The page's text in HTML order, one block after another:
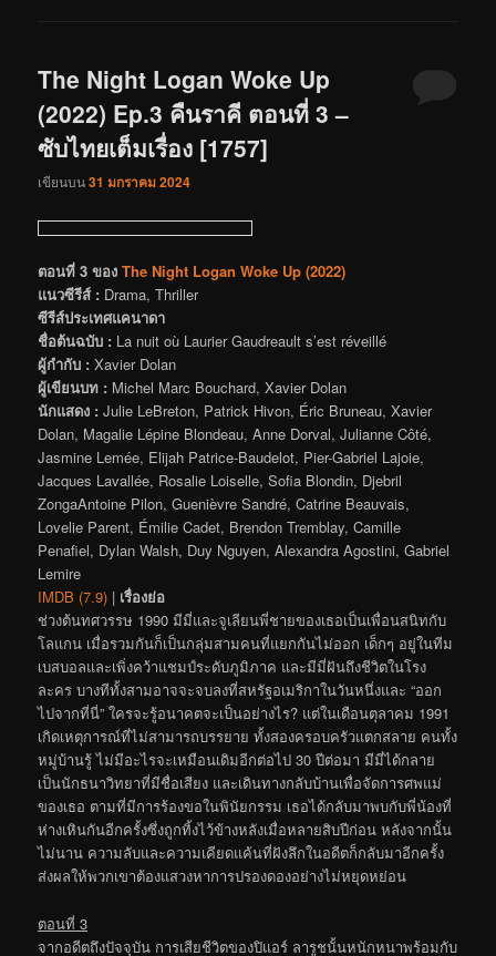
The Night Logan Woke Up
(2022) Ep.3 คืนราคี ตอนที่ 3 –
ซับไทยเต็มเรื่อง [1757]
เขียนบน31 มกราคม 2024
ตอนที่ 3 ของ The Night Logan Woke Up (2022)
แนวซีรีส์ : Drama, Thriller
ซีรีส์ประเทศแคนาดา
ชื่อต้นฉบับ : La nuit où Laurier Gaudreault s’est réveillé
ผู้กำกับ : Xavier Dolan
ผู้เขียนบท : Michel Marc Bouchard, Xavier Dolan
นักแสดง : Julie LeBreton, Patrick Hivon, Éric Bruneau, Xavier
Dolan, Magalie Lépine Blondeau, Anne Dorval, Julianne Côté,
Jasmine Lemée, Elijah Patrice-Baudelot, Pier-Gabriel Lajoie,
Jacques Lavallée, Rosalie Loiselle, Sofia Blondin, Djebril
ZongaAntoine Pilon, Guenièvre Sandré, Catrine Beauvais,
Lovelie Parent, Émilie Cadet, Brendon Tremblay, Camille
Penafiel, Dylan Walsh, Duy Nguyen, Alexandra Agostini, Gabriel
Lemire
IMDB (7.9) | เรื่องย่อ
ช่วงต้นทศวรรษ 1990 มีมี่และจูเลียนพี่ชายของเธอเป็นเพื่อนสนิทกับ
โลแกน เมื่อรวมกันก็เป็นกลุ่มสามคนที่แยกกันไม่ออก เด็กๆ อยู่ในทีม
เบสบอลและเพิ่งคว้าแชมป์ระดับภูมิภาค และมีมี่ฝันถึงชีวิตในโรง
ละคร บางทีทั้งสามอาจจะจบลงที่สหรัฐอเมริกาในวันหนึ่งและ “ออก
ไปจากที่นี่” ใครจะรู้อนาคตจะเป็นอย่างไร? แต่ในเดือนตุลาคม 1991
เกิดเหตุการณ์ที่ไม่สามารถบรรยาย ทั้งสองครอบครัวแตกสลาย คนทั้ง
หมู่บ้านรู้ ไม่มีอะไรจะเหมือนเดิมอีกต่อไป 30 ปีต่อมา มีมี่ได้กลาย
เป็นนักธนาวิทยาที่มีชื่อเสียง และเดินทางกลับบ้านเพื่อจัดการศพแม่
ของเธอ ตามที่มีการร้องขอในพินัยกรรม เธอได้กลับมาพบกับพี่น้องที่
ห่างเหินกันอีกครั้งซึ่งถูกทิ้งไว้ข้างหลังเมื่อหลายสิบปีก่อน หลังจากนั้น
ไม่นาน ความลับและความเคียดแค้นที่ฝังลึกในอดีตก็กลับมาอีกครั้ง
ส่งผลให้พวกเขาต้องแสวงหาการปรองดองอย่างไม่หยุดหย่อน
ตอนที่ 3
จากอดีตถึงปัจจุบัน การเสียชีวิตของปิแอร์ ลารูชนั้นหนักหนาพร้อมกับ